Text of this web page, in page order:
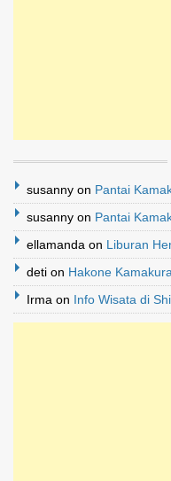
susanny on Pantai
susanny on Pantai
ellamanda on Liburan
deti on Hakone
Irma on Info Wisata di